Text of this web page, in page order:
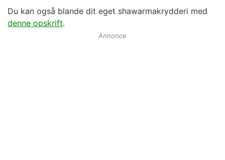
Du kan også blande dit eget shawarmakrydderi med
denne opskrift.
Annonce